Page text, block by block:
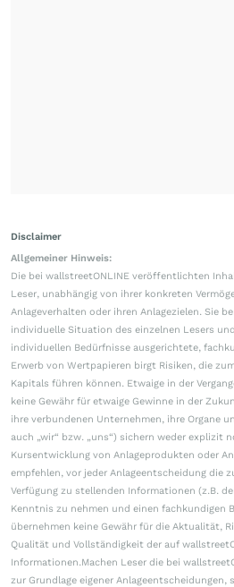
Disclaimer
Allgemeiner Hinweis:
Die bei wallstreetONLINE veröffentlichten
Leser, unabhängig von ihrer konkreten
Anlageverhalten oder ihren Anlagezielen. Sie
individuelle Situation des einzelnen Lesers
individuellen Bedürfnisse ausgerichtete,
Erwerb von Wertpapieren birgt Risiken, die
Kapitals führen können. Etwaige in der
keine Gewähr für etwaige Gewinne in der
ihre verbundenen Unternehmen, ihre Organe
auch „wir“ bzw. „uns“) sichern weder explizit
Kursentwicklung von Anlageprodukten oder
empfehlen, vor jeder Anlageentscheidung die
Verfügung zu stellenden Informationen (z.B.
Kenntnis zu nehmen und einen fachkundigen
übernehmen keine Gewähr für die Aktualität,
Qualität und Vollständigkeit der auf
Informationen.Machen Leser die bei
zur Grundlage eigener Anlageentscheidungen,